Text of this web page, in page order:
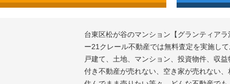
台東区松が谷のマンション グランティアラ
ー21クレール不動産では無料査定を実施して
戸建て、土地、マンション、投資物件、収
付き不動産が売れない、空き家が売れない